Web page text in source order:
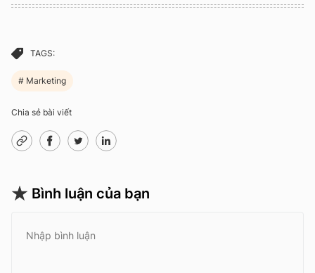
TAGS:
Marketing
Chia sẻ bài viết
Bình luận của bạn